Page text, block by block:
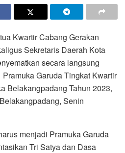
Kwartir Cabang Gerakan
Sekretaris Daerah Kota
secara langsung
Garuda Tingkat Kwartir
Belakangpadang Tahun 2023,
Senin
menjadi Pramuka Garuda
Tri Satya dan Dasa